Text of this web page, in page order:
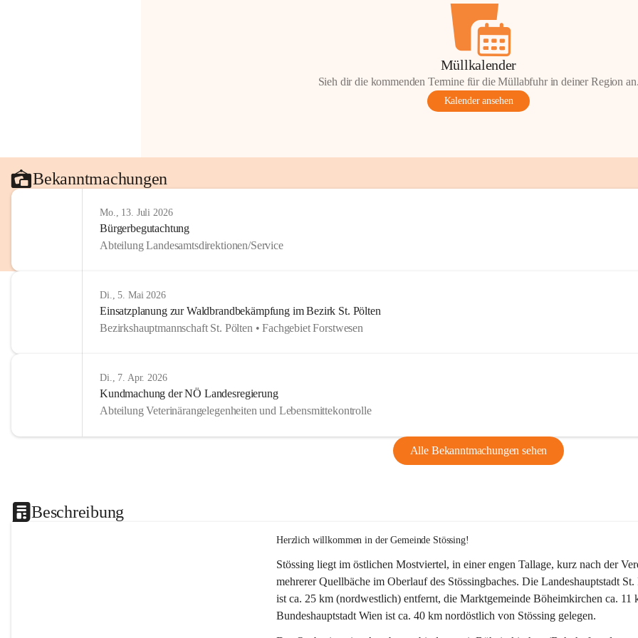
Müllkalender
Sieh dir die kommenden Termine für die Müllabfuhr in deiner Region
Kalender ansehen
Bekanntmachungen
Mo., 13. Juli 2026
Bürgerbegutachtung
Abteilung Landesamtsdirektionen/Service
Di., 5. Mai 2026
Einsatzplanung zur Waldbrandbekämpfung im Bezirk St. Pölten
Bezirkshauptmannschaft St. Pölten • Fachgebiet Forstwesen
Di., 7. Apr. 2026
Kundmachung der NÖ Landesregierung
Abteilung Veterinärangelegenheiten und Lebensmittekontrolle
Alle Bekanntmachungen sehen
Beschreibung
Herzlich willkommen in der Gemeinde Stössing!
Stössing liegt im östlichen Mostviertel, in einer engen Tallage, kurz nach der
mehrerer Quellbäche im Oberlauf des Stössingbaches. Die Landeshauptstadt
ist ca. 25 km (nordwestlich) entfernt, die Marktgemeinde Böheimkirchen ca.
Bundeshauptstadt Wien ist ca. 40 km nordöstlich von Stössing gelegen.